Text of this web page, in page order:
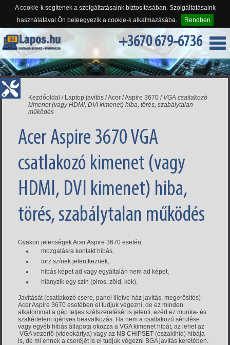
A cookie-k segítenek a szolgáltatásaink biztosításában. Szolgáltatásaink
használatával Ön beleegyezik a cookie-k alkalmazásába.
Rendben
+3670 679-6736
Kezdőoldal / Laptop javítás /Acer /Aspire 3670 / VGA csatlakozó
kimenet (vagy HDMI, DVI kimenet) hiba, törés, szabálytalan
működés
Acer Aspire 3670 VGA
csatlakozó kimenet (vagy
HDMI, DVI kimenet) hiba,
törés, szabálytalan működés
Gyakori jelenségek Acer Aspire 3670 esetén:
mozgatásra kontakt hibás,
torz színek jelentkeznek,
hibás képet ad vagy egyáltalán nem ad képet,
hiányzik egy szín (piros, zöld, kék).
Javítását (csatlakozó csere, panel illetve ház javítás, megerősítés)
Acer Aspire 3670 esetében el tudjuk végezni, de ez minden
alkalommal a gép teljes szétszerelését is jelenti, ezért ez munka- és
szakértelem igényes beavatkozás. Ha nem a csatlakozó sérülése
vagy egyéb hibás állapota okozza a VGA kimenet hibát, az lehet az
VGA vezérlő (videokártya) vagy az NB CHIPSET (északihíd) hibája
is, de mi ennek a cseréjét is el tudjuk végezni BGA javítás keretében.